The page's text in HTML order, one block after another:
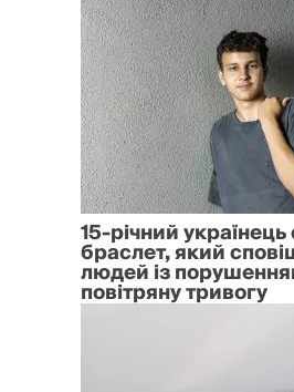
15-річний
браслет, який
людей із
повітряну тривогу